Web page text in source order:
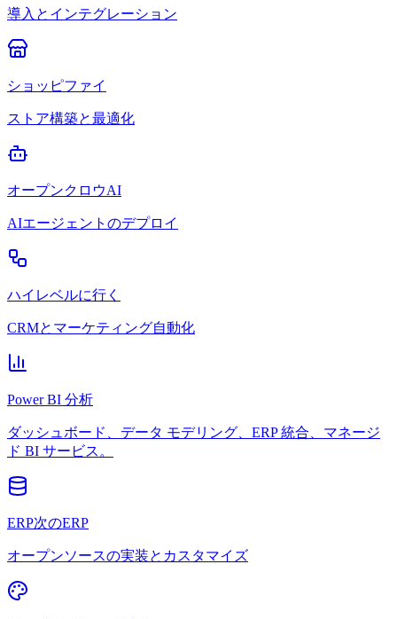
導入とインテグレーション
ショッピファイ
ストア構築と最適化
オープンクロウAI
AIエージェントのデプロイ
ハイレベルに行く
CRMとマーケティング自動化
Power BI 分析
ダッシュボード、データ モデリング、ERP 統合、マネージ
ド BI サービス。
ERP次のERP
オープンソースの実装とカスタマイズ